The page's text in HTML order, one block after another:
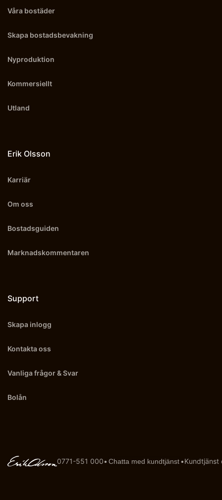
Våra bostäder
Skapa bostadsbevakning
Nyproduktion
Kommersiellt
Utland
Erik Olsson
Karriär
Om oss
Bostadsguiden
Marknadskommentaren
Support
Skapa inlogg
Kontakta oss
Vanliga frågor & Svar
Bolån
0771-551 000• Chatta med kundtjänst•Kundtjänst